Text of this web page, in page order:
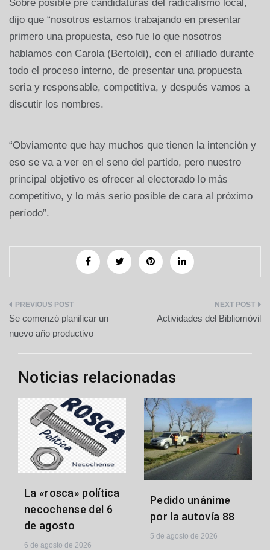
Sobre posible pre candidaturas del radicalismo local,
dijo que “nosotros estamos trabajando en presentar
primero una propuesta, eso fue lo que nosotros
hablamos con Carola (Bertoldi), con el afiliado durante
todo el proceso interno, de presentar una propuesta
seria y responsable, competitiva, y después vamos a
discutir los nombres.
“Obviamente que hay muchos que tienen la intención y
eso se va a ver en el seno del partido, pero nuestro
principal objetivo es ofrecer al electorado lo más
competitivo, y lo más serio posible de cara al próximo
período”.
Navegación
de
entradas
Se comenzó planificar un
nuevo año productivo
Actividades del Bibliomóvil
Noticias relacionadas
La «rosca» política
necochense del 6
de agosto
6 de agosto de 2026
Pedido unánime
por la autovía 88
5 de agosto de 2026